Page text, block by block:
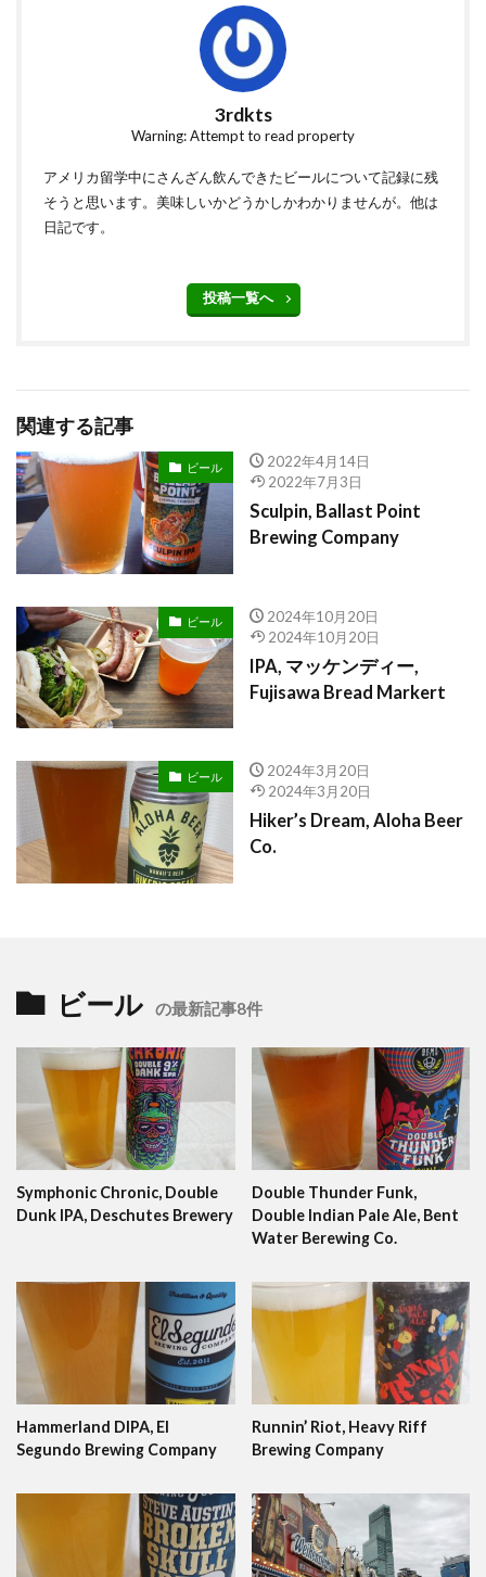
3rdkts
Warning: Attempt to read property
アメリカ留学中にさんざん飲んできたビールについて記録に残
そうと思います。美味しいかどうかしかわかりませんが。他は
日記です。
投稿一覧へ
関連する記事
ビール
2022年4月14日
2022年7月3日
Sculpin, Ballast Point
Brewing Company
ビール
2024年10月20日
2024年10月20日
IPA, マッケンディー,
Fujisawa Bread Markert
ビール
2024年3月20日
2024年3月20日
Hiker’s Dream, Aloha Beer
Co.
ビール の最新記事8件
Symphonic Chronic, Double
Dunk IPA, Deschutes Brewery
Double Thunder Funk,
Double Indian Pale Ale, Bent
Water Berewing Co.
Hammerland DIPA, El
Segundo Brewing Company
Runnin’ Riot, Heavy Riff
Brewing Company